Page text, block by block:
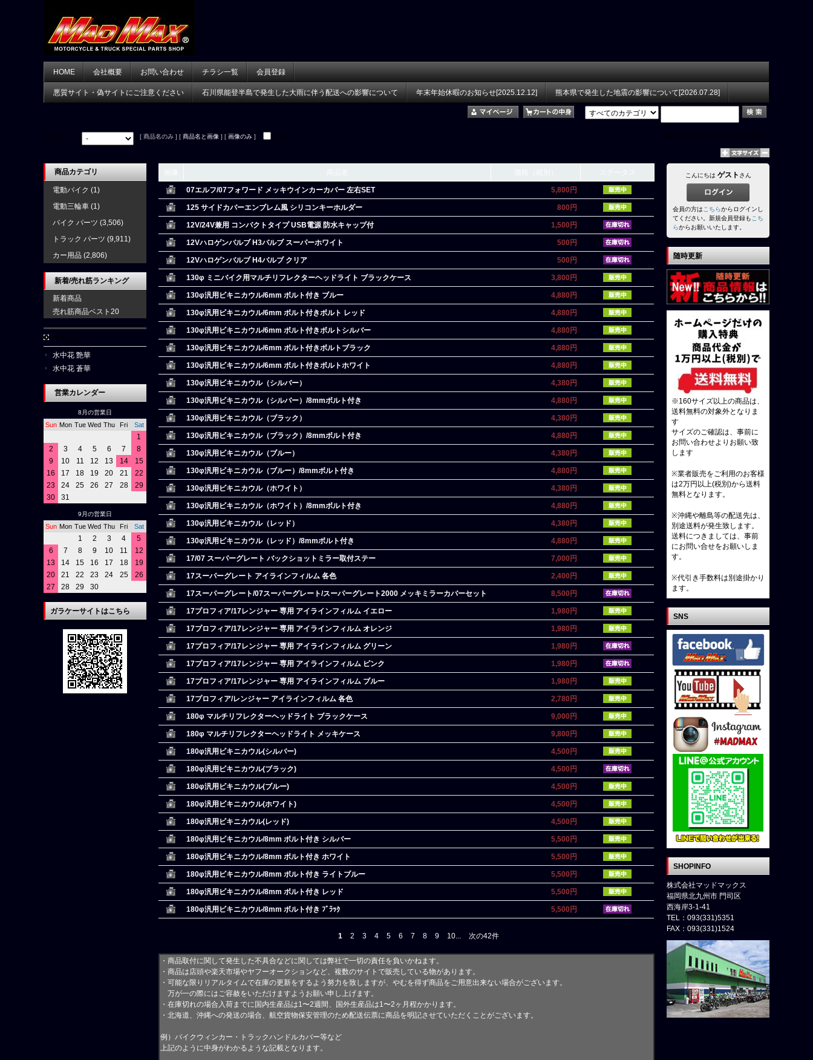
HOME 会社概要 お問い合わせ チラシ一覧 会員登録
悪質サイト・偽サイトにご注意ください 石川県能登半島で発生した大雨に伴う配送への影響について 年末年始休暇のお知らせ[2025.12.12] 熊本県で発生した地震の影響について[2026.07.28]
[ 商品名のみ ] [ 商品名と画像 ] [ 画像のみ ]
07エルフ/07フォワード メッキウインカーカバー 左右SET 5,800円
125 サイドカバーエンブレム風 シリコンキーホルダー 800円
12V/24V兼用 コンパクトタイプ USB電源 防水キャップ付 1,500円
12Vハロゲンバルブ H3バルブ スーパーホワイト 500円
12Vハロゲンバルブ H4バルブ クリア 500円
130φ ミニバイク用マルチリフレクターヘッドライト ブラックケース 3,800円
130φ汎用ビキニカウル/6mm ボルト付き ブルー 4,880円
130φ汎用ビキニカウル/6mm ボルト付きボルト レッド 4,880円
130φ汎用ビキニカウル/6mm ボルト付きボルトシルバー 4,880円
130φ汎用ビキニカウル/6mm ボルト付きボルトブラック 4,880円
130φ汎用ビキニカウル/6mm ボルト付きボルトホワイト 4,880円
130φ汎用ビキニカウル（シルバー） 4,380円
130φ汎用ビキニカウル（シルバー）/8mmボルト付き 4,880円
130φ汎用ビキニカウル（ブラック） 4,380円
130φ汎用ビキニカウル（ブラック）/8mmボルト付き 4,880円
130φ汎用ビキニカウル（ブルー） 4,380円
130φ汎用ビキニカウル（ブルー）/8mmボルト付き 4,880円
130φ汎用ビキニカウル（ホワイト） 4,380円
130φ汎用ビキニカウル（ホワイト）/8mmボルト付き 4,880円
130φ汎用ビキニカウル（レッド） 4,380円
130φ汎用ビキニカウル（レッド）/8mmボルト付き 4,880円
17/07 スーパーグレート バックショットミラー取付ステー 7,000円
17スーパーグレート アイラインフィルム 各色 2,400円
17スーパーグレート/07スーパーグレート/スーパーグレート2000 メッキミラーカバーセット 8,500円
17プロフィア/17レンジャー 専用 アイラインフィルム イエロー 1,980円
17プロフィア/17レンジャー 専用 アイラインフィルム オレンジ 1,980円
17プロフィア/17レンジャー 専用 アイラインフィルム グリーン 1,980円
17プロフィア/17レンジャー 専用 アイラインフィルム ピンク 1,980円
17プロフィア/17レンジャー 専用 アイラインフィルム ブルー 1,980円
17プロフィア/レンジャー アイラインフィルム 各色 2,780円
180φ マルチリフレクターヘッドライト ブラックケース 9,000円
180φ マルチリフレクターヘッドライト メッキケース 9,800円
180φ汎用ビキニカウル(シルバー) 4,500円
180φ汎用ビキニカウル(ブラック) 4,500円
180φ汎用ビキニカウル(ブルー) 4,500円
180φ汎用ビキニカウル(ホワイト) 4,500円
180φ汎用ビキニカウル(レッド) 4,500円
180φ汎用ビキニカウル/8mm ボルト付き シルバー 5,500円
180φ汎用ビキニカウル/8mm ボルト付き ホワイト 5,500円
180φ汎用ビキニカウル/8mm ボルト付き ライトブルー 5,500円
180φ汎用ビキニカウル/8mm ボルト付き レッド 5,500円
180φ汎用ビキニカウル/8mm ボルト付き ﾌﾞﾗｯｸ 5,500円
1 2 3 4 5 6 7 8 9 10... 次の42件
・商品取付に関して発生した不具合などに関しては弊社で一切の責任を負いかねます。
・商品は店頭や楽天市場やヤフーオークションなど、複数のサイトで販売している物があります。
・可能な限りリアルタイムで在庫の更新をするよう努力を致しますが、やむを得ず商品をご用意出来ない場合がございます。
万が一の際にはご容赦をいただけますようお願い申し上げます。
・在庫切れの場合入荷までに国内生産品は1〜2週間、国外生産品は1〜2ヶ月程かかります。
・北海道、沖縄への発送の場合、航空貨物保安管理のため配送伝票に商品を明記させていただくことがございます。
例）バイクウィンカー・トラックハンドルカバー等など
上記のように中身がわかるような記載となります。
商品カテゴリ
電動バイク (1)
電動三輪車 (1)
バイク パーツ (3,506)
トラック パーツ (9,911)
カー用品 (2,806)
新着/売れ筋ランキング
新着商品
売れ筋商品ベスト20
水中花 艶華
水中花 蒼華
営業カレンダー
8月の営業日
Sun Mon Tue Wed Thu Fri Sat
1
2
3 4 5 6 7
8
9
10 11 12 13 14
15
16
17 18 19 20 21
22
23
24 25 26 27 28
29
30
31
9月の営業日
Sun Mon Tue Wed Thu Fri Sat
1 2 3 4
5
6
7 8 9 10 11
12
13
14 15 16 17 18
19
20
21 22 23 24 25
26
27
28 29 30
ガラケーサイトはこちら
こんにちは ゲスト さん
会員の方はこちらからログインし
てください。新規会員登録もこち
らからお願いいたします。
随時更新
※160サイズ以上の商品は、
送料無料の対象外となりま
す
サイズのご確認は、事前に
お問い合わせよりお願い致
します
※業者販売をご利用のお客様
は2万円以上(税別)から送料
無料となります。
※沖縄や離島等の配送先は、
別途送料が発生致します。
送料につきましては、事前
にお問い合せをお願いしま
す。
※代引き手数料は別途掛かり
ます。
SNS
SHOPINFO
株式会社マッドマックス
福岡県北九州市 門司区
西海岸3-1-41
TEL：093(331)5351
FAX：093(331)1524